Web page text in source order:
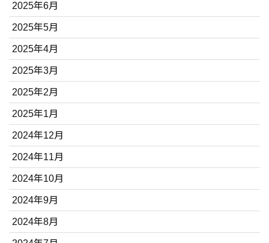
2025年6月
2025年5月
2025年4月
2025年3月
2025年2月
2025年1月
2024年12月
2024年11月
2024年10月
2024年9月
2024年8月